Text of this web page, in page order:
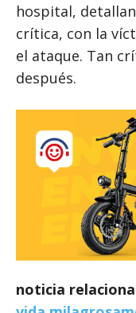
hospital,
crítica, con la
el ataque. Tan
después.
noticia